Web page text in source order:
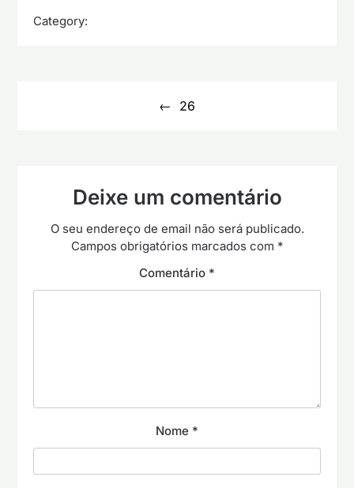
Category:
26
Deixe um comentário
O seu endereço de email não será publicado.
Campos obrigatórios marcados com *
Comentário *
Nome *